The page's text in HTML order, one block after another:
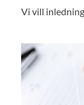
Vi vill